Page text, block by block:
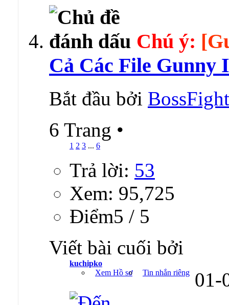
Chú ý:
Cả Các File
Bắt đầu bởi
6 Trang •
1 2 3 ... 6
Trả lời: 53
Xem: 95,725
Ðiểm5 / 5
Viết bài cuối bởi
kuchipko
Xem Hồ sơ
Tin nhắn riêng 01-